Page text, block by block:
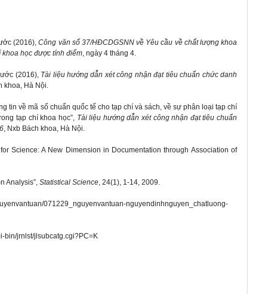
(2016),Công văn số 37/HĐCDGSNN về Yêu cầu về chất lượng khoa
khoa học được tính điểm, ngày 4 tháng 4.
(2016), Tài liệu hướng dẫn xét công nhận đạt tiêu chuẩn chức danh
khoa, Hà Nội.
tin về mã số chuẩn quốc tế cho tạp chí và sách, về sự phân loại tạp chí
tạp chí khoa học”, Tài liệu hướng dẫn xét công nhận đạt tiêu chuẩn
, Nxb Bách khoa, Hà Nội.
Science: A New Dimension in Documentation through Association of
Analysis”, Statistical Science, 24(1), 1-14, 2009.
071229_nguyenvantuan-nguyendinhnguyen_chatluong-
bin/jrnlst/jlsubcatg.cgi?PC=K